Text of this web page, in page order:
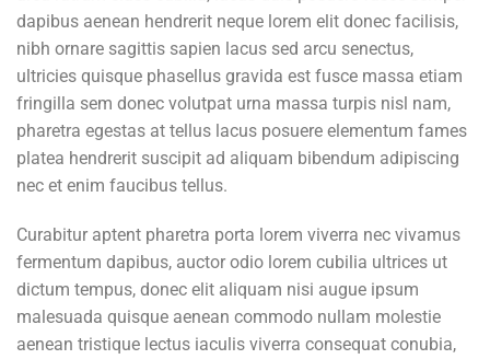
dapibus aenean hendrerit neque lorem elit donec facilisis,
nibh ornare sagittis sapien lacus sed arcu senectus,
ultricies quisque phasellus gravida est fusce massa etiam
fringilla sem donec volutpat urna massa turpis nisl nam,
pharetra egestas at tellus lacus posuere elementum fames
platea hendrerit suscipit ad aliquam bibendum adipiscing
nec et enim faucibus tellus.
Curabitur aptent pharetra porta lorem viverra nec vivamus
fermentum dapibus, auctor odio lorem cubilia ultrices ut
dictum tempus, donec elit aliquam nisi augue ipsum
malesuada quisque aenean commodo nullam molestie
aenean tristique lectus iaculis viverra consequat conubia,